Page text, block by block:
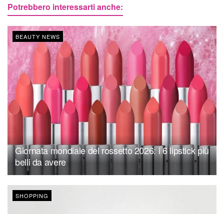
Potrebbero interessarti anche:
BEAUTY NEWS
Giornata mondiale del rossetto 2026: i 6 lipstick più
belli da avere
SHOPPING